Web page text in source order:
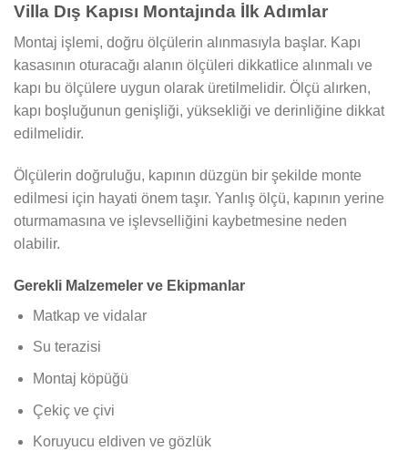
Villa Dış Kapısı Montajında İlk Adımlar
Montaj işlemi, doğru ölçülerin alınmasıyla başlar. Kapı
kasasının oturacağı alanın ölçüleri dikkatlice alınmalı ve
kapı bu ölçülere uygun olarak üretilmelidir. Ölçü alırken,
kapı boşluğunun genişliği, yüksekliği ve derinliğine dikkat
edilmelidir.
Ölçülerin doğruluğu, kapının düzgün bir şekilde monte
edilmesi için hayati önem taşır. Yanlış ölçü, kapının yerine
oturmamasına ve işlevselliğini kaybetmesine neden
olabilir.
Gerekli Malzemeler ve Ekipmanlar
Matkap ve vidalar
Su terazisi
Montaj köpüğü
Çekiç ve çivi
Koruyucu eldiven ve gözlük